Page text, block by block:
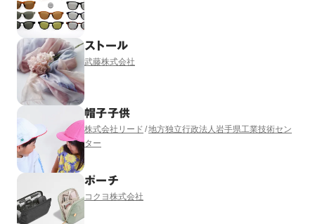
ストール
武藤株式会社
帽子子供
株式会社リード 地方独立行政法人岩手県工業技術セン
ター
ポーチ
コクヨ株式会社